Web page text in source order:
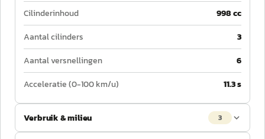
Cilinderinhoud
998 cc
Aantal cilinders
3
Aantal versnellingen
6
Acceleratie (0-100 km/u)
11.3 s
Verbruik & milieu 3